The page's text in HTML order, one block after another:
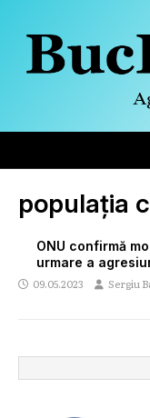
populația
ONU confirmă
urmare a
09.05.2023 Sergiu